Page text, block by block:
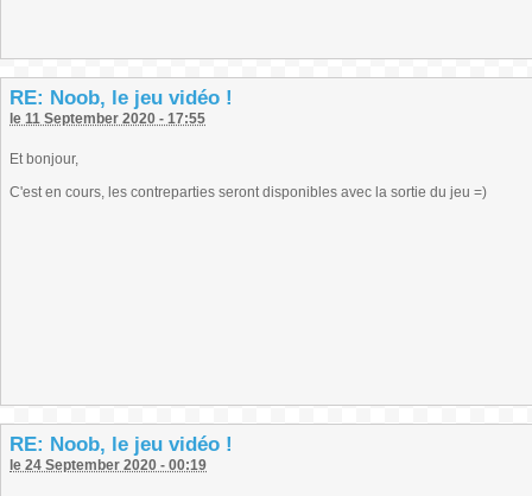
RE: Noob, le jeu vidéo !
le 11 September 2020 - 17:55
Et bonjour,
C'est en cours, les contreparties seront disponibles avec la sortie du jeu =)
RE: Noob, le jeu vidéo !
le 24 September 2020 - 00:19